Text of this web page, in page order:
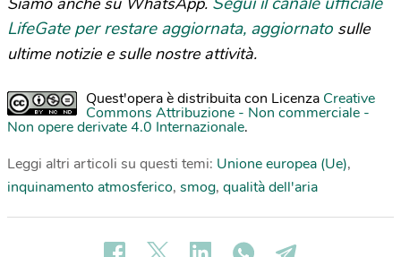
LifeGate per restare aggiornata, aggiornato sulle
ultime notizie e sulle nostre attività.
Quest'opera è distribuita con Licenza Creative
Commons Attribuzione - Non commerciale -
Non opere derivate 4.0 Internazionale.
Leggi altri articoli su questi temi: Unione europea (Ue),
inquinamento atmosferico, smog, qualità dell'aria